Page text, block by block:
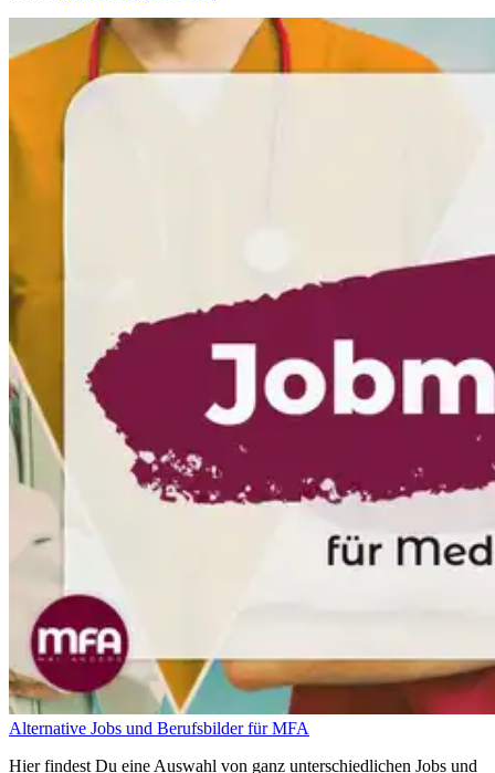
Alternative Jobs und Berufsbilder für MFA
Hier findest Du eine Auswahl von ganz unterschiedlichen Jobs und